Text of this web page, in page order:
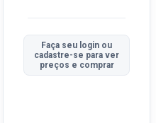
Faça seu login ou
cadastre-se para ver
preços e comprar